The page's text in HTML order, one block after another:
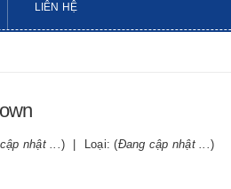
LIÊN HỆ
nhật ...) Loại: (Đang cập nhật ...)